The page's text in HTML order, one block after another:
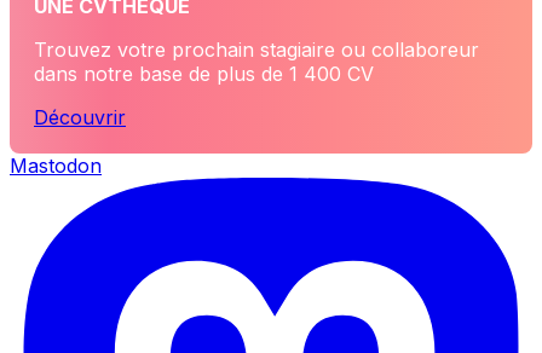
UNE CVTHÈQUE
Trouvez votre prochain stagiaire ou collaboreur
dans notre base de plus de 1 400 CV
Découvrir
Mastodon